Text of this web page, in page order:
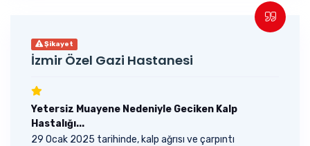
Şikayet
İzmir Özel Gazi Hastanesi
Yetersiz Muayene Nedeniyle Geciken Kalp
Hastalığı...
29 Ocak 2025 tarihinde, kalp ağrısı ve çarpıntı